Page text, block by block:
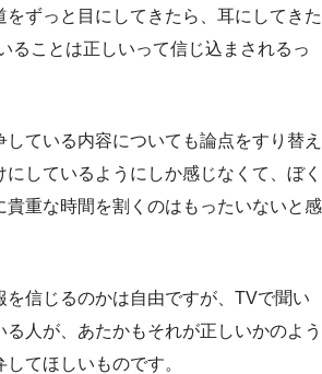
ずっと目にしてきたら、耳にしてきた
ることは正しいって信じ込まされるっ
ている内容についても論点をすり替え
しているようにしか感じなくて、ぼく
貴重な時間を割くのはもったいないと感
を信じるのかは自由ですが、TVで聞い
人が、あたかもそれが正しいかのよう
てほしいものです。